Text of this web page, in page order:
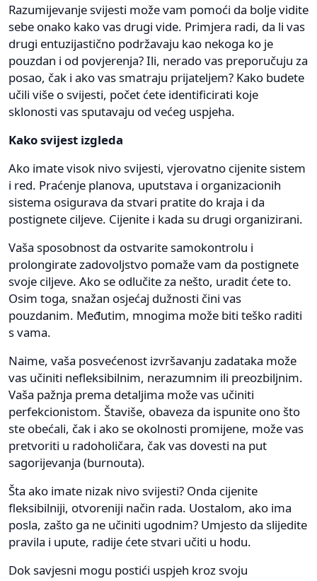
Razumijevanje svijesti može vam pomoći da bolje vidite
sebe onako kako vas drugi vide. Primjera radi, da li vas
drugi entuzijastično podržavaju kao nekoga ko je
pouzdan i od povjerenja? Ili, nerado vas preporučuju za
posao, čak i ako vas smatraju prijateljem? Kako budete
učili više o svijesti, počet ćete identificirati koje
sklonosti vas sputavaju od većeg uspjeha.
Kako svijest izgleda
Ako imate visok nivo svijesti, vjerovatno cijenite sistem
i red. Praćenje planova, uputstava i organizacionih
sistema osigurava da stvari pratite do kraja i da
postignete ciljeve. Cijenite i kada su drugi organizirani.
Vaša sposobnost da ostvarite samokontrolu i
prolongirate zadovoljstvo pomaže vam da postignete
svoje ciljeve. Ako se odlučite za nešto, uradit ćete to.
Osim toga, snažan osjećaj dužnosti čini vas
pouzdanim. Međutim, mnogima može biti teško raditi
s vama.
Naime, vaša posvećenost izvršavanju zadataka može
vas učiniti nefleksibilnim, nerazumnim ili preozbiljnim.
Vaša pažnja prema detaljima može vas učiniti
perfekcionistom. Štaviše, obaveza da ispunite ono što
ste obećali, čak i ako se okolnosti promijene, može vas
pretvoriti u radoholičara, čak vas dovesti na put
sagorijevanja (burnouta).
Šta ako imate nizak nivo svijesti? Onda cijenite
fleksibilniji, otvoreniji način rada. Uostalom, ako ima
posla, zašto ga ne učiniti ugodnim? Umjesto da slijedite
pravila i upute, radije ćete stvari učiti u hodu.
Dok savjesni mogu postići uspjeh kroz svoju